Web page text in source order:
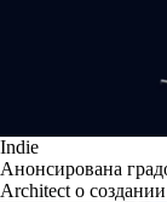
Indie
Анонсирована
Architect о